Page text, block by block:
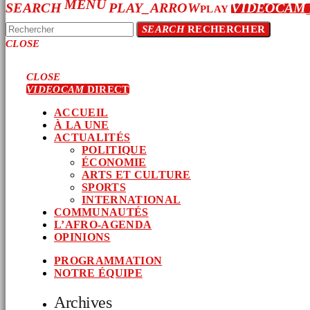
SEARCHMENUPLAY_ARROWPLAY VIDEOCAM
SEARCHRECHERCHER
CLOSE
CLOSE
VIDEOCAMDIRECT
ACCUEIL
À LA UNE
ACTUALITÉS
POLITIQUE
ÉCONOMIE
ARTS ET CULTURE
SPORTS
INTERNATIONAL
COMMUNAUTÉS
L’AFRO-AGENDA
OPINIONS
PROGRAMMATION
NOTRE ÉQUIPE
Archives